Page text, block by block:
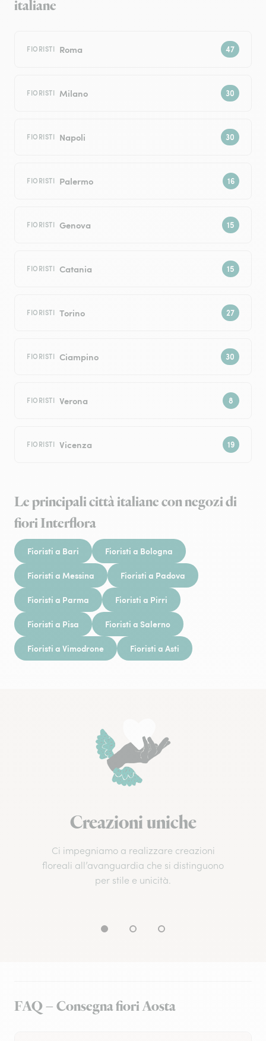
italiane
FIORISTI Roma
FIORISTI Milano
FIORISTI Napoli
FIORISTI Palermo
FIORISTI Genova
FIORISTI Catania
FIORISTI Torino
FIORISTI Ciampino
FIORISTI Verona
FIORISTI Vicenza
Le principali città italiane con negozi di
fiori Interflora
Fioristi a Bari Fioristi a Bologna
Fioristi a Messina Fioristi a Padova
Fioristi a Parma Fioristi a Pirri
Fioristi a Pisa Fioristi a Salerno
Fioristi a Vimodrone Fioristi a Asti
Creazioni uniche
Ci impegniamo a realizzare creazioni
floreali all’avanguardia che si distinguono
per stile e unicità.
FAQ – Consegna fiori Aosta